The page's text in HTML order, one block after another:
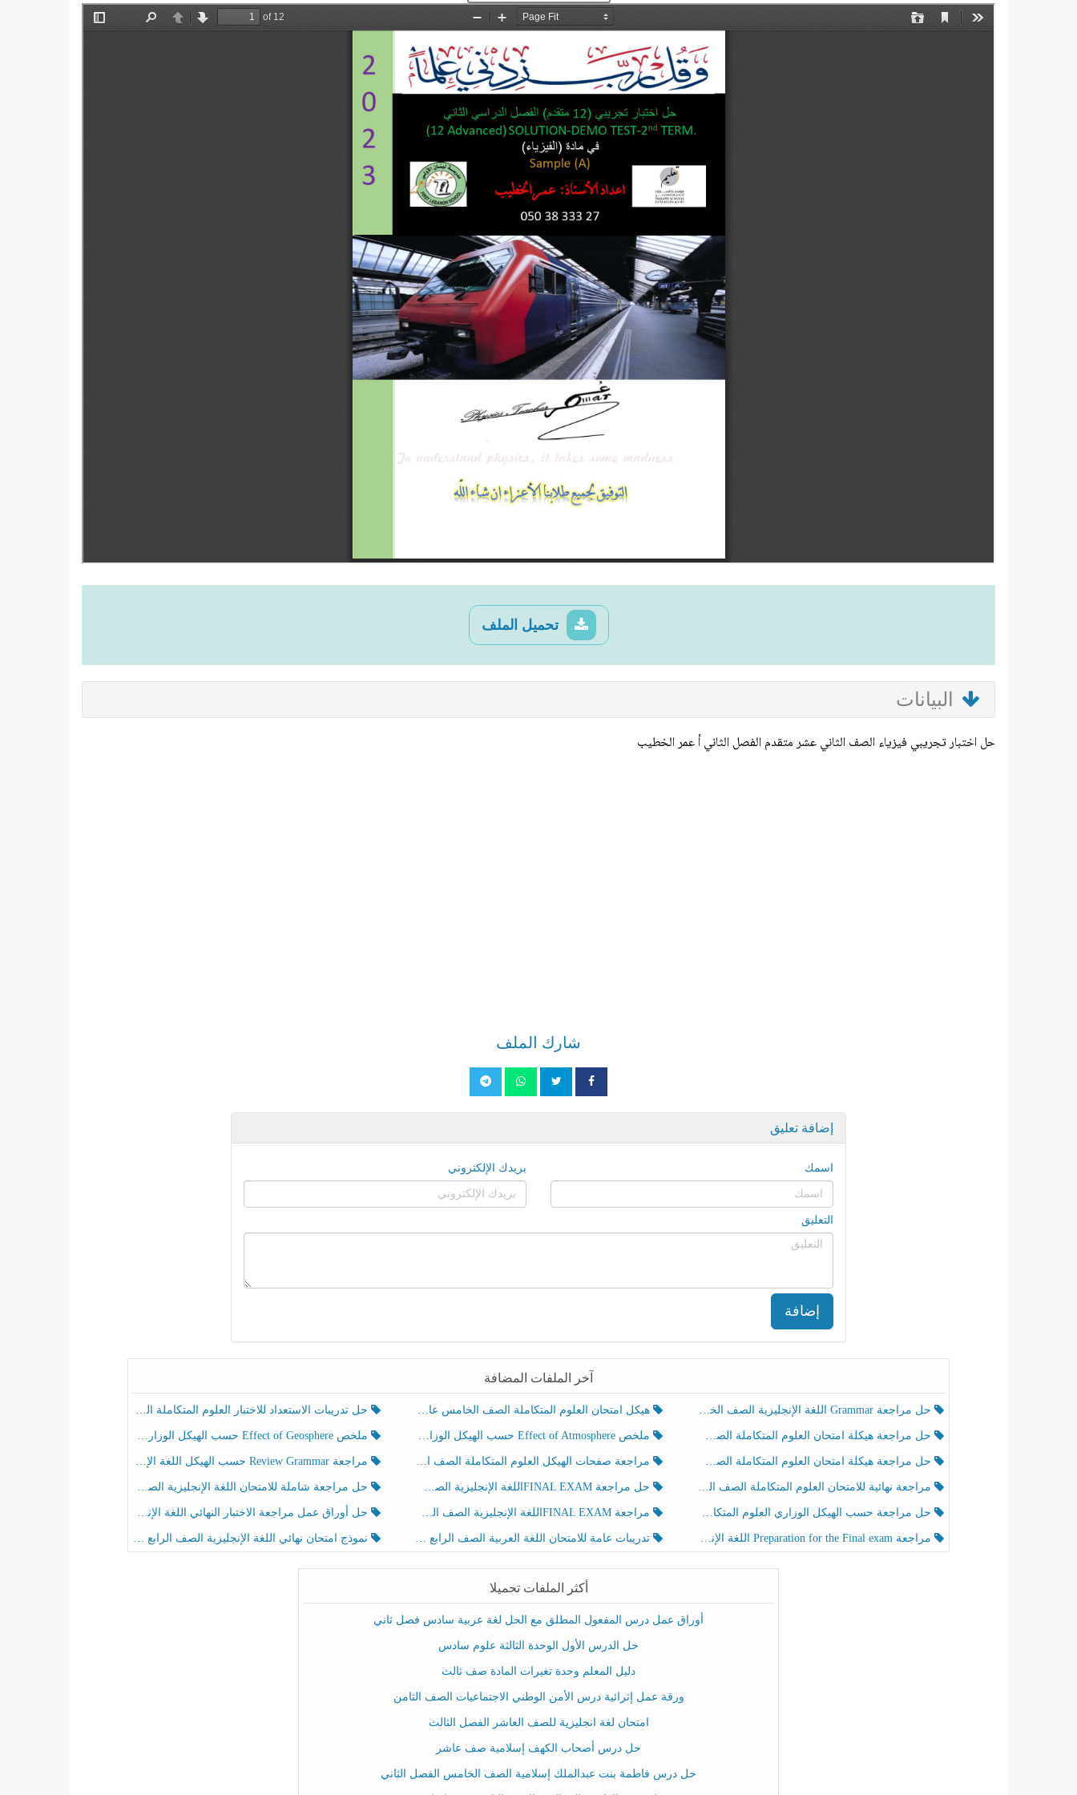
تحميل الملف
البيانات
حل اختبار تجريبي فيزياء الصف الثاني عشر متقدم الفصل الثاني أ عمر الخطيب
شارك الملف
إضافة تعليق
اسمك بريدك الإلكتروني
التعليق
إضافة
آخر الملفات المضافة
حل مراجعة Grammar اللغة الإنجليزية الصف الخامس الفصل الثالث هيكل امتحان العلوم المتكاملة الصف الخامس عام الفصل الدراسي الثالث 2025-2026 حل تدريبات الاستعداد للاختبار العلوم المتكاملة الصف الخامس عام الفصل الثالث
حل مراجعة هيكلة امتحان العلوم المتكاملة الصف الخامس انسبير الفصل الثالث ملخص Effect of Atmosphere حسب الهيكل الوزاري العلوم المتكاملة الصف الخامس انسبير الفصل الثالث ملخص Effect of Geosphere حسب الهيكل الوزاري العلوم المتكاملة الصف الخامس انسبير الفصل الثالث
حل مراجعة هيكلة امتحان العلوم المتكاملة الصف الخامس عام الفصل الثالث مراجعة صفحات الهيكل العلوم المتكاملة الصف الخامس انسبير الفصل الثالث مراجعة Review Grammar حسب الهيكل اللغة الإنجليزية الصف الخامس الفصل الثالث
مراجعة نهائية للامتحان العلوم المتكاملة الصف الخامس انسبير الفصل الثالث حل مراجعة FINAL EXAMاللغة الإنجليزية الصف الخامس الفصل الثالث حل مراجعة شاملة للامتحان اللغة الإنجليزية الصف الخامس الفصل الثالث
حل مراجعة حسب الهيكل الوزاري العلوم المتكاملة الصف الخامس عام الفصل الثالث مراجعة FINAL EXAMاللغة الإنجليزية الصف الخامس الفصل الثالث حل أوراق عمل مراجعة الاختبار النهائي اللغة الإنجليزية الصف الرابع الفصل الثالث
مراجعة Preparation for the Final exam اللغة الإنجليزية الصف الرابع الفصل الثالث تدريبات عامة للامتحان اللغة العربية الصف الرابع الفصل الثالث نموذج امتحان نهائي اللغة الإنجليزية الصف الرابع الفصل الثالث
أكثر الملفات تحميلا
أوراق عمل درس المفعول المطلق مع الحل لغة عربية سادس فصل ثاني
حل الدرس الأول الوحدة الثالثة علوم سادس
دليل المعلم وحدة تغيرات المادة صف ثالث
ورقة عمل إثرائية درس الأمن الوطني الاجتماعيات الصف الثامن
امتحان لغة انجليزية للصف العاشر الفصل الثالث
حل درس أصحاب الكهف إسلامية صف عاشر
حل درس فاطمة بنت عبدالملك إسلامية الصف الخامس الفصل الثاني